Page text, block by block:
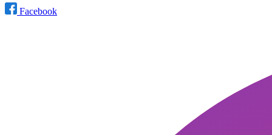
Facebook